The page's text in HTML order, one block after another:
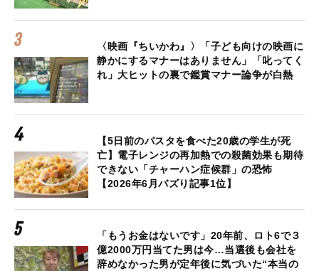
〈映画『ちいかわ』〉「子ども向けの映画に
静かにするマナーはありません」「叱ってく
れ」大ヒットの裏で鑑賞マナー論争が白熱
【5日前のパスタを食べた20歳の学生が死
亡】電子レンジの再加熱での殺菌効果も期待
できない「チャーハン症候群」の恐怖
【2026年6月バズり記事1位】
「もうお金はないです」20年前、ロト6で３
億2000万円当てた男は今…当選後も会社を
辞めなかった男が定年後に気づいた“本当の